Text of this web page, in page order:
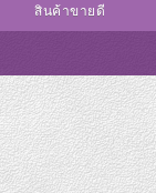
สินค้าขายดี